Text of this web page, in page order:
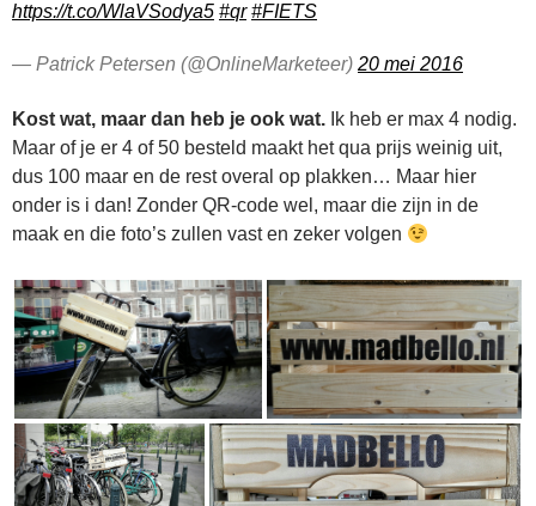
https://t.co/WlaVSodya5 #qr #FIETS
— Patrick Petersen (@OnlineMarketeer) 20 mei 2016
Kost wat, maar dan heb je ook wat. Ik heb er max 4 nodig.
Maar of je er 4 of 50 besteld maakt het qua prijs weinig uit,
dus 100 maar en de rest overal op plakken… Maar hier
onder is i dan! Zonder QR-code wel, maar die zijn in de
maak en die foto’s zullen vast en zeker volgen